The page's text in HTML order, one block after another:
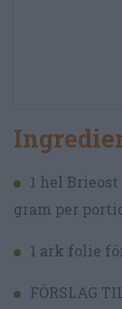
1 hel Brieost
gram per
1 ark folie
FÖRSLAG